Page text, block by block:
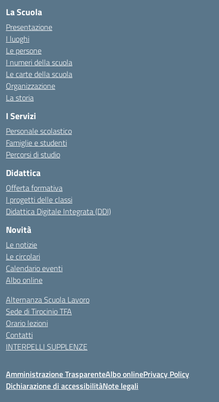
La Scuola
Presentazione
I luoghi
Le persone
I numeri della scuola
Le carte della scuola
Organizzazione
La storia
I Servizi
Personale scolastico
Famiglie e studenti
Percorsi di studio
Didattica
Offerta formativa
I progetti delle classi
Didattica Digitale Integrata (DDI)
Novità
Le notizie
Le circolari
Calendario eventi
Albo online
Alternanza Scuola Lavoro
Sede di Tirocinio TFA
Orario lezioni
Contatti
INTERPELLI SUPPLENZE
Amministrazione TrasparenteAlbo onlinePrivacy Policy
Dichiarazione di accessibilitàNote legali